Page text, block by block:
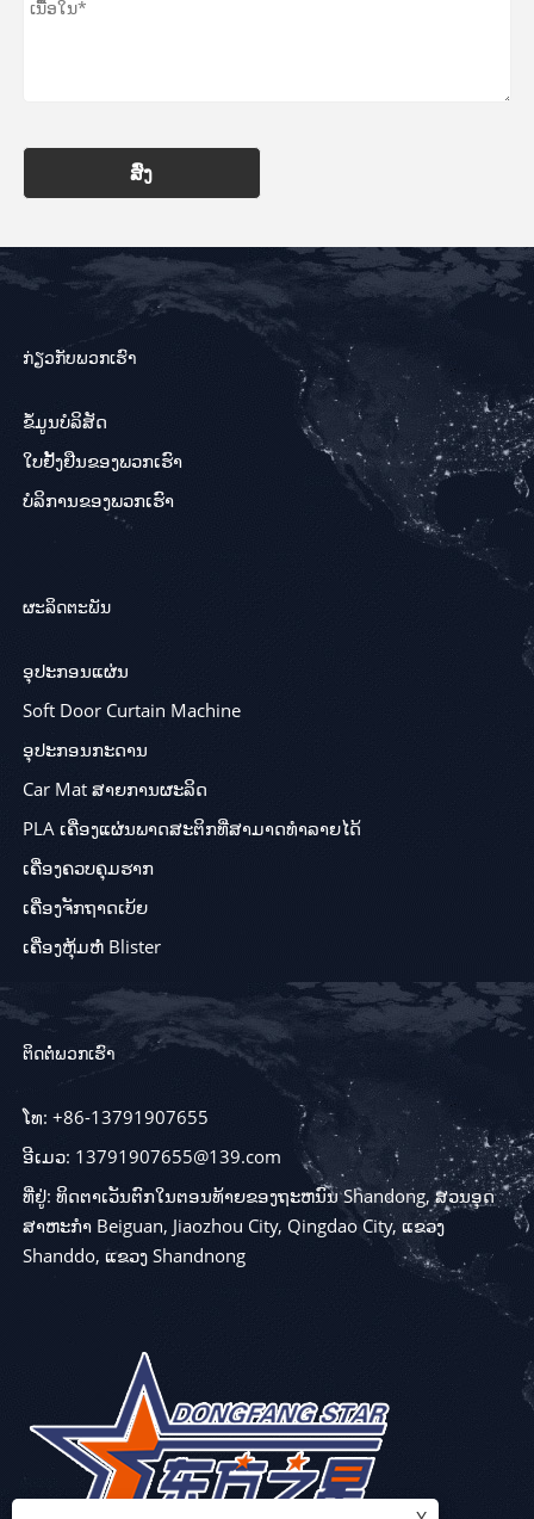
ສົ່ງ
ກ່ຽວກັບພວກເຮົາ
ຂໍ້ມູນບໍລິສັດ
ໃບຢັ້ງຢືນຂອງພວກເຮົາ
ບໍລິການຂອງພວກເຮົາ
ຜະລິດຕະພັນ
ອຸປະກອນແຜ່ນ
Soft Door Curtain Machine
ອຸປະກອນກະດານ
Car Mat ສາຍການຜະລິດ
PLA ເຄື່ອງແຜ່ນພາດສະຕິກທີ່ສາມາດທໍາລາຍໄດ້
ເຄື່ອງຄວບຄຸມຮາກ
ເຄື່ອງຈັກຖາດເບ້ຍ
ເຄື່ອງຫຸ້ມຫໍ່ Blister
ຕິດຕໍ່ພວກເຮົາ
ໂທ: +86-13791907655
ອີເມວ: 13791907655@139.com
ທີ່ຢູ່: ທິດຕາເວັນຕົກໃນຕອນທ້າຍຂອງຖະຫນົນ Shandong, ສວນອຸດ
ສາຫະກໍາ Beiguan, Jiaozhou City, Qingdao City, ແຂວງ
Shanddo, ແຂວງ Shandnong